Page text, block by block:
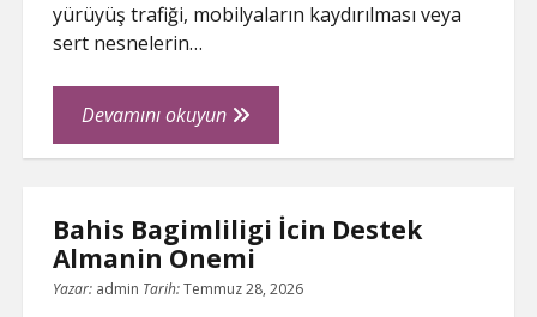
TWITTER GIZLI İÇERIK GÖRME
yürüyüş trafiği, mobilyaların kaydırılması veya
sert nesnelerin…
Devamını okuyunMasif
Parke
Giderilir
Bahis Bagimliligi İcin Destek
Almanin Onemi
Yazar: admin Tarih:Temmuz 28, 2026